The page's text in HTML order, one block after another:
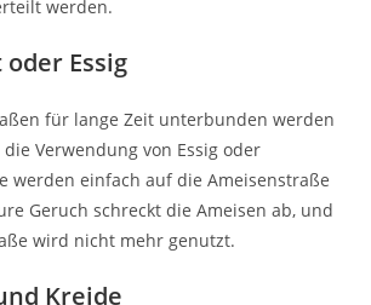
werden.
Essig
für lange Zeit unterbunden werden
Verwendung von Essig oder
werden einfach auf die Ameisenstraße
Geruch schreckt die Ameisen ab, und
wird nicht mehr genutzt.
Kreide